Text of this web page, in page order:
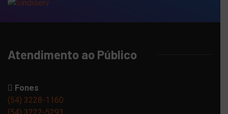
Atendimento ao Público
Fones
(54) 3228-1160